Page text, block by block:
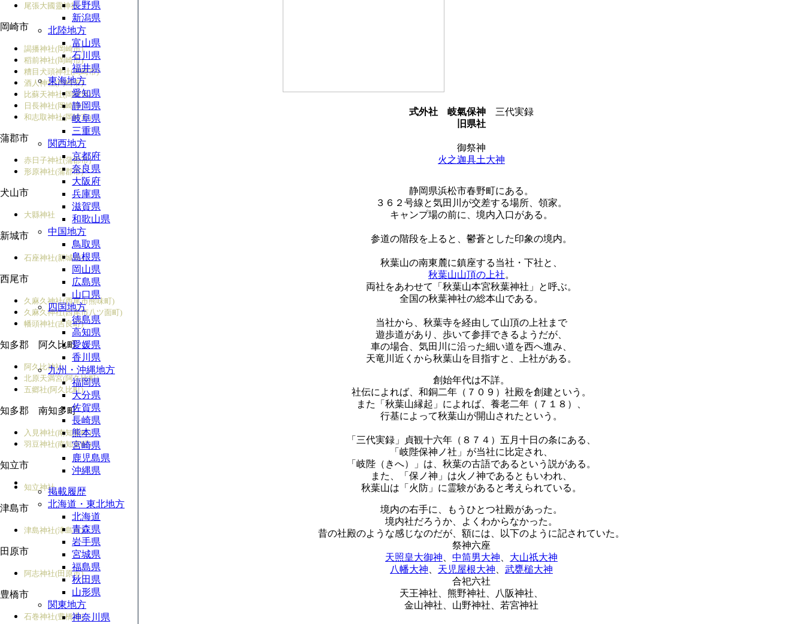
式外社 岐氣保神 三代実録
旧県社
御祭神
火之迦具土大神
静岡県浜松市春野町にある。
３６２号線と気田川が交差する場所、領家。
キャンプ場の前に、境内入口がある。
参道の階段を上ると、鬱蒼とした印象の境内。
秋葉山の南東麓に鎮座する当社・下社と、
秋葉山山頂の上社。
両社をあわせて「秋葉山本宮秋葉神社」と呼ぶ。
全国の秋葉神社の総本山である。
当社から、秋葉寺を経由して山頂の上社まで
遊歩道があり、歩いて参拝できるようだが、
車の場合、気田川に沿った細い道を西へ進み、
天竜川近くから秋葉山を目指すと、上社がある。
創始年代は不詳。
社伝によれば、和銅二年（７０９）社殿を創建という。
また「秋葉山縁起」によれば、養老二年（７１８）、
行基によって秋葉山が開山されたという。
「三代実録」貞観十六年（８７４）五月十日の条にある、
「岐陛保神ノ社」が当社に比定され、
「岐陛（きへ）」は、秋葉の古語であるという説がある。
また、「保ノ神」は火ノ神であるともいわれ、
秋葉山は「火防」に霊験があると考えられている。
境内の右手に、もうひとつ社殿があった。
境内社だろうか、よくわからなかった。
昔の社殿のような感じなのだが、額には、以下のように記されていた。
祭神六座
天照皇大御神
中筒男大神
大山祇大神
八幡大神
天児屋根大神
武甕槌大神
合祀六社
天王神社、熊野神社、八阪神社、
金山神社、山野神社、若宮神社
尾張大國靈神社
岡崎市
謁播神社(岡崎市)
稻前神社(岡崎市)
糟目犬頭神社(岡崎市)
酒人神社(岡崎市)
比蘇天神社(岡崎市)
日長神社(岡崎市)
和志取神社(岡崎市)
蒲郡市
赤日子神社(蒲郡市)
形原神社(蒲郡市)
犬山市
大縣神社
新城市
石座神社(新城市)
西尾市
久麻久神社(西尾市熊味町)
久麻久神社(西尾市八ツ面町)
幡頭神社(吉良町)
知多郡 阿久比町
阿久比神社
北原天満宮(阿久比町)
五郷社(阿久比町)
知多郡 南知多町
入見神社(南知多町)
羽豆神社(南知多町)
知立市
知立神社
津島市
津島神社(津島市)
田原市
阿志神社(田原市)
豊橋市
石巻神社(豊橋市)
長野県
新潟県
北陸地方
富山県
石川県
福井県
東海地方
愛知県
静岡県
岐阜県
三重県
関西地方
京都府
奈良県
大阪府
兵庫県
滋賀県
和歌山県
中国地方
鳥取県
島根県
岡山県
広島県
山口県
四国地方
徳島県
高知県
愛媛県
香川県
九州・沖縄地方
福岡県
大分県
佐賀県
長崎県
熊本県
宮崎県
鹿児島県
沖縄県
掲載履歴
北海道・東北地方
北海道
青森県
岩手県
宮城県
福島県
秋田県
山形県
関東地方
神奈川県